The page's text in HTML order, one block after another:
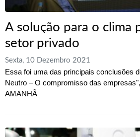
A solução para o clima
setor privado
Sexta, 10 Dezembro 2021
Essa foi uma das principais conclusões
Neutro – O compromisso das
AMANHÃ